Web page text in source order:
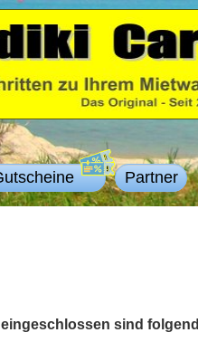
Partner
eingeschlossen sind